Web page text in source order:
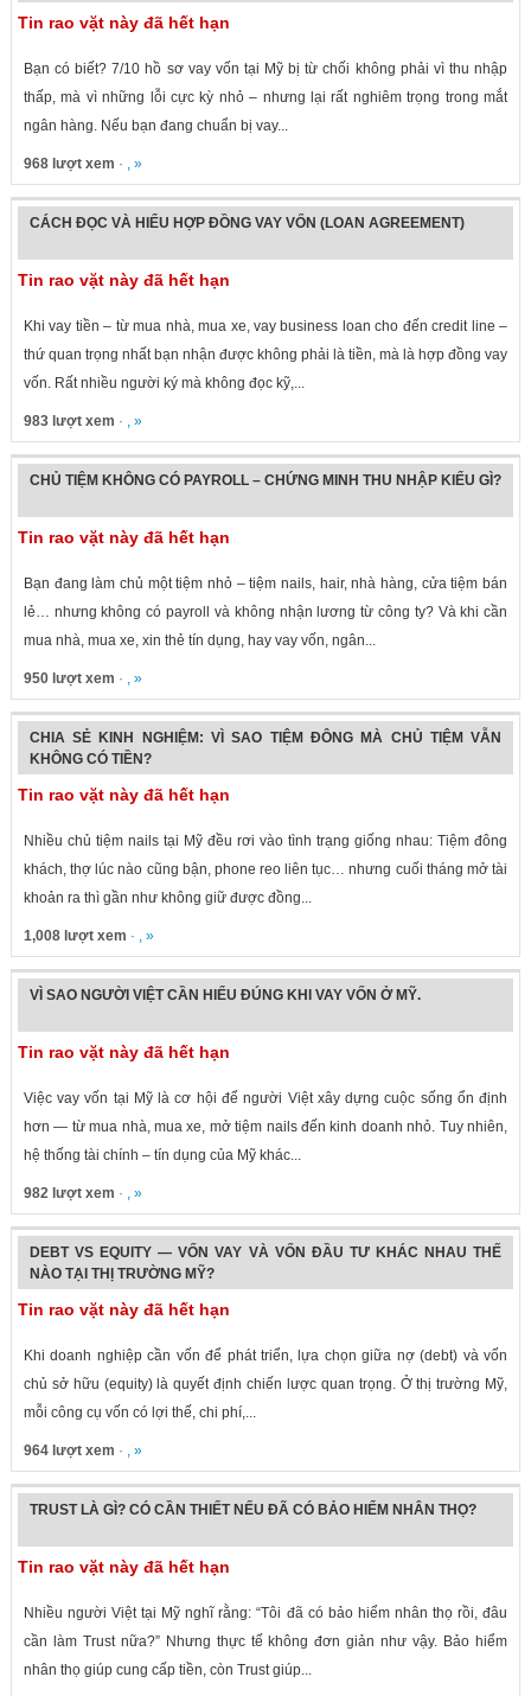
Tin rao vặt này đã hết hạn
Bạn có biết? 7/10 hồ sơ vay vốn tại Mỹ bị từ chối không phải vì thu nhập
thấp, mà vì những lỗi cực kỳ nhỏ – nhưng lại rất nghiêm trọng trong mắt
ngân hàng. Nếu bạn đang chuẩn bị vay...
968 lượt xem · , »
CÁCH ĐỌC VÀ HIỂU HỢP ĐỒNG VAY VỐN (LOAN AGREEMENT)
Tin rao vặt này đã hết hạn
Khi vay tiền – từ mua nhà, mua xe, vay business loan cho đến credit line –
thứ quan trọng nhất bạn nhận được không phải là tiền, mà là hợp đồng vay
vốn. Rất nhiều người ký mà không đọc kỹ,...
983 lượt xem · , »
CHỦ TIỆM KHÔNG CÓ PAYROLL – CHỨNG MINH THU NHẬP KIỂU GÌ?
Tin rao vặt này đã hết hạn
Bạn đang làm chủ một tiệm nhỏ – tiệm nails, hair, nhà hàng, cửa tiệm bán
lẻ… nhưng không có payroll và không nhận lương từ công ty? Và khi cần
mua nhà, mua xe, xin thẻ tín dụng, hay vay vốn, ngân...
950 lượt xem · , »
CHIA SẺ KINH NGHIỆM: VÌ SAO TIỆM ĐÔNG MÀ CHỦ TIỆM VẪN
KHÔNG CÓ TIỀN?
Tin rao vặt này đã hết hạn
Nhiều chủ tiệm nails tại Mỹ đều rơi vào tình trạng giống nhau: Tiệm đông
khách, thợ lúc nào cũng bận, phone reo liên tục… nhưng cuối tháng mở tài
khoản ra thì gần như không giữ được đồng...
1,008 lượt xem · , »
VÌ SAO NGƯỜI VIỆT CẦN HIỂU ĐÚNG KHI VAY VỐN Ở MỸ.
Tin rao vặt này đã hết hạn
Việc vay vốn tại Mỹ là cơ hội để người Việt xây dựng cuộc sống ổn định
hơn — từ mua nhà, mua xe, mở tiệm nails đến kinh doanh nhỏ. Tuy nhiên,
hệ thống tài chính – tín dụng của Mỹ khác...
982 lượt xem · , »
DEBT VS EQUITY — VỐN VAY VÀ VỐN ĐẦU TƯ KHÁC NHAU THẾ
NÀO TẠI THỊ TRƯỜNG MỸ?
Tin rao vặt này đã hết hạn
Khi doanh nghiệp cần vốn để phát triển, lựa chọn giữa nợ (debt) và vốn
chủ sở hữu (equity) là quyết định chiến lược quan trọng. Ở thị trường Mỹ,
mỗi công cụ vốn có lợi thế, chi phí,...
964 lượt xem · , »
TRUST LÀ GÌ? CÓ CẦN THIẾT NẾU ĐÃ CÓ BẢO HIỂM NHÂN THỌ?
Tin rao vặt này đã hết hạn
Nhiều người Việt tại Mỹ nghĩ rằng: “Tôi đã có bảo hiểm nhân thọ rồi, đâu
cần làm Trust nữa?” Nhưng thực tế không đơn giản như vậy. Bảo hiểm
nhân thọ giúp cung cấp tiền, còn Trust giúp...